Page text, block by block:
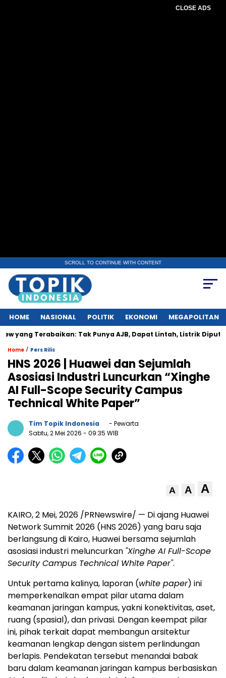
CLOSE ADS
SCROLL TO CONTINUE WITH CONTENT
HOME NASIONAL POLITIK EKONOMI MEGAPOLITAN
Terabaikan: Tak Punya AJB, Dapat Lintah, Listrik Diputus
Home / Pers Rilis
HNS 2026 | Huawei dan Sejumlah
Asosiasi Industri Luncurkan “Xinghe
AI Full-Scope Security Campus
Technical White Paper”
Tim Topik Indonesia
- Pewarta
Sabtu, 2 Mei 2026 - 09:35 WIB
A A A
KAIRO, 2 Mei, 2026 /PRNewswire/ — Di ajang Huawei
Network Summit 2026 (HNS 2026) yang baru saja
berlangsung di Kairo, Huawei bersama sejumlah
asosiasi industri meluncurkan "Xinghe AI Full-Scope
Security Campus Technical White Paper".
Untuk pertama kalinya, laporan (white paper) ini
memperkenalkan empat pilar utama dalam
keamanan jaringan kampus, yakni konektivitas, aset,
ruang (spasial), dan privasi. Dengan keempat pilar
ini, pihak terkait dapat membangun arsitektur
keamanan lengkap dengan sistem perlindungan
berlapis. Pendekatan tersebut menandai babak
baru dalam keamanan jaringan kampus berbasiskan